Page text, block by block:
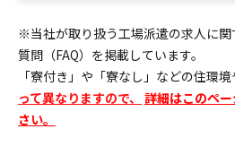
あ
る
質
問
※当社が取り扱う工場派遣の求人に
質問（FAQ）を掲載しています。
「寮付き」や「寮なし」などの住環境
って異なりますので、 詳細はこのペ
さい。